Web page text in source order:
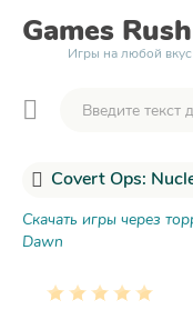
Games Rush
Игры на любой вкус
Covert Ops:
Скачать игры через
Dawn